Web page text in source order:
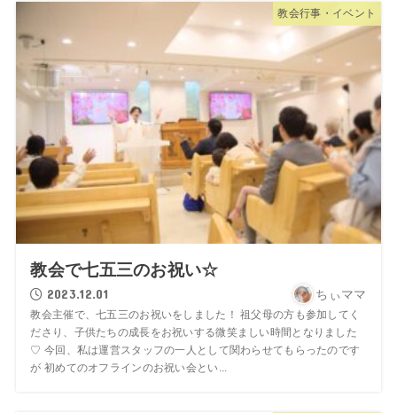
教会行事・イベント
教会で七五三のお祝い☆
2023.12.01 ちぃママ
教会主催で、七五三のお祝いをしました！ 祖父母の方も参加してく
ださり、子供たちの成長をお祝いする微笑ましい時間となりました
♡ 今回、私は運営スタッフの一人として関わらせてもらったのです
が 初めてのオフラインのお祝い会とい...